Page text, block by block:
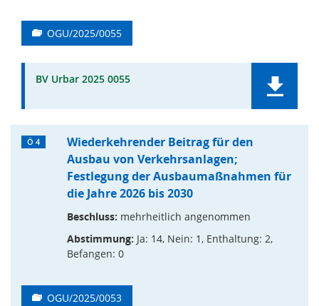
OGU/2025/0055
BV Urbar 2025 0055
Ö 4
Wiederkehrender Beitrag für den
Ausbau von Verkehrsanlagen;
Festlegung der Ausbaumaßnahmen für
die Jahre 2026 bis 2030
Beschluss: mehrheitlich angenommen
Abstimmung: Ja: 14, Nein: 1, Enthaltung: 2,
Befangen: 0
OGU/2025/0053